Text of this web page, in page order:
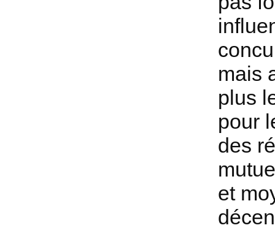
mais
plus
pour
des
et